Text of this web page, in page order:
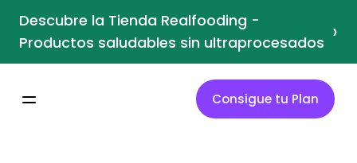
Descubre la Tienda Realfooding -
Productos saludables sin ultraprocesados ›
Consigue tu Plan